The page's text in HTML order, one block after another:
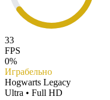
33
FPS
0%
Играбельно
Hogwarts Legacy
Ultra • Full HD